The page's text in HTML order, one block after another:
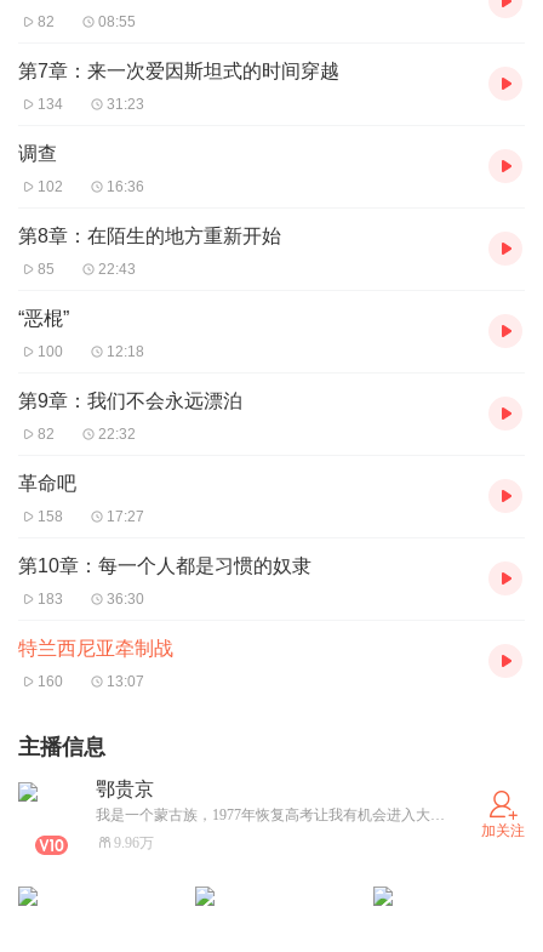
82 08:55
第7章：来一次爱因斯坦式的时间穿越
134 31:23
调查
102 16:36
第8章：在陌生的地方重新开始
85 22:43
“恶棍”
100 12:18
第9章：我们不会永远漂泊
82 22:32
革命吧
158 17:27
第10章：每一个人都是习惯的奴隶
183 36:30
特兰西尼亚牵制战
160 13:07
主播信息
鄂贵京
我是一个蒙古族，1977年恢复高考让我有机会进入大学。毕业后留校工作。后来又在改革开放的浪潮中使我有机会投入改革开放的洪流。我先后从事过证券、投资、房地产工作。2010年回到大学工作。我亲身经历和见证了国家的发展、强大。对于和共和国一起成长的人们，我们更期盼在中国发展富强。但是我们还要保持清醒的头脑，因为中国的崛起都不会一帆风顺！当下中国面临着发展过程中的瓶颈，为了中华民族的复兴，我们更要保持定力！在人民领袖习近平的英明领导下，坚持走中国式的现代化道路，同时要有兼听则明，海纳百川的精神。最终实现中华民族的伟大复兴！
9.96万
加关注